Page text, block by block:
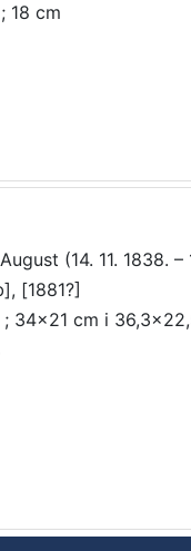
18 cm
(14. 11. 1838. –
[1881?]
; 34x21 cm i